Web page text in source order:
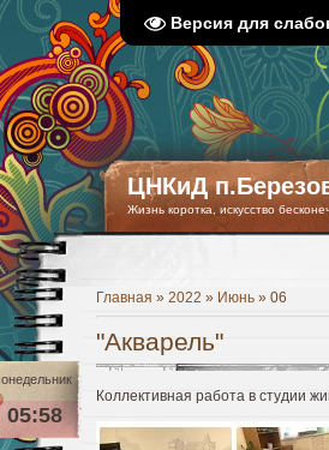
Версия для
ЦНКиД
Жизнь коротка, искусство
Главная » 2022 » Июнь » 06
"Акварель"
05:58
Коллективная работа в студии